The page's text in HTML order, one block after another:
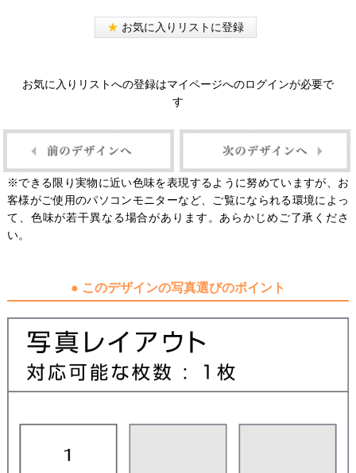
★ お気に入りリストに登録
お気に入りリストへの登録はマイページへのログインが必要で
す
※できる限り実物に近い色味を表現するように努めていますが、お
客様がご使用のパソコンモニターなど、ご覧になられる環境によっ
て、色味が若干異なる場合があります。あらかじめご了承くださ
い。
● このデザインの写真選びのポイント